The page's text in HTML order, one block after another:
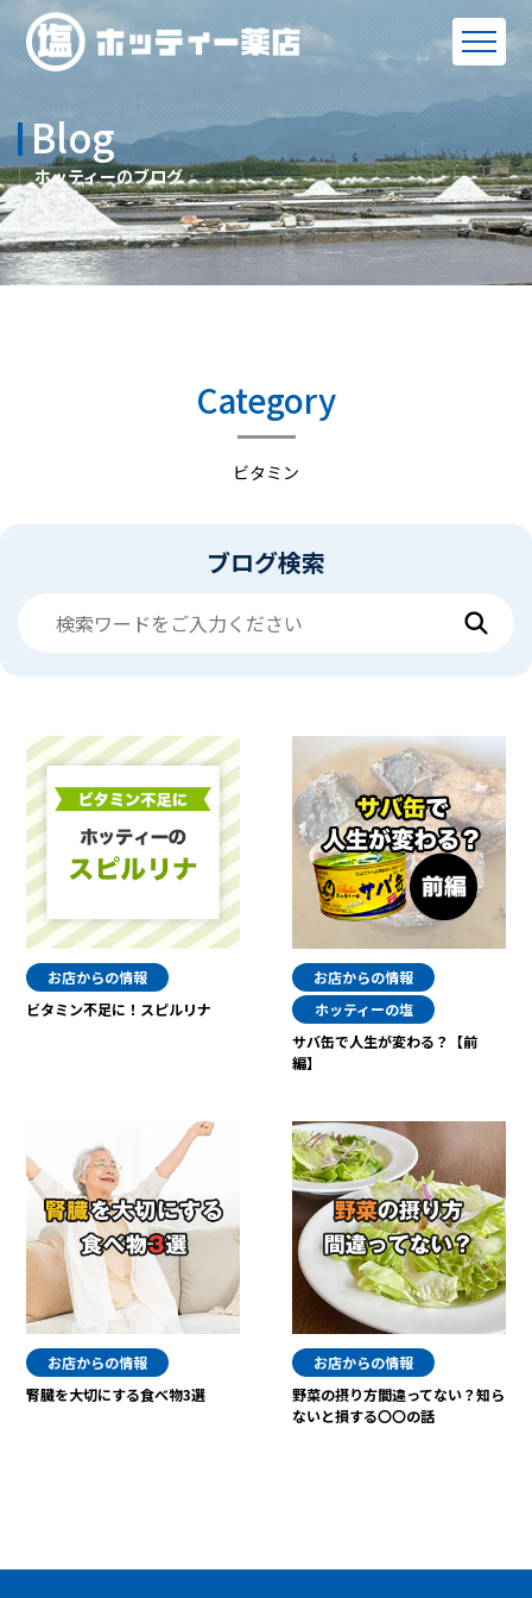
Blog
ホッティーのブログ
Category
ビタミン
ブログ検索
お店からの情報
ビタミン不足に！スピルリナ
お店からの情報
ホッティーの塩
サバ缶で人生が変わる？【前
編】
お店からの情報
腎臓を大切にする食べ物3選
お店からの情報
野菜の摂り方間違ってない？知ら
ないと損する〇〇の話